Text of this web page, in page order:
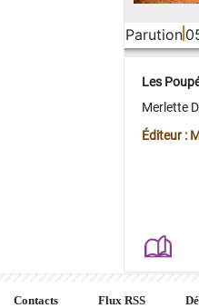
Parution
Les
Merlette
Éditeur :
Contacts Flux RSS